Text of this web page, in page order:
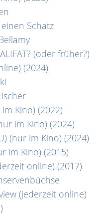
Schatz
(oder früher?)
(2024)
Kino) (2022)
im Kino) (2024)
(nur im Kino) (2024)
im Kino) (2015)
online) (2017)
(jederzeit online)